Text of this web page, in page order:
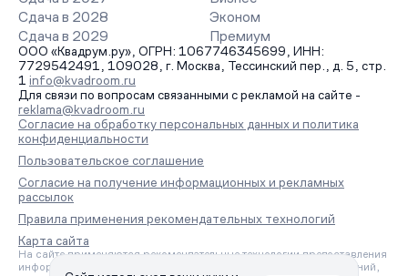
Сдача в 2028
Сдача в 2029
Эконом
Премиум
ООО «Квадрум.ру», ОГРН: 1067746345699, ИНН:
7729542491, 109028, г. Москва, Тессинский пер., д. 5, стр.
1 info@kvadroom.ru
Для связи по вопросам связанными с рекламой на сайте -
reklama@kvadroom.ru
Согласие на обработку персональных данных и политика
конфиденциальности
Пользовательское соглашение
Согласие на получение информационных и рекламных
рассылок
Правила применения рекомендательных технологий
Карта сайта
На сайте применяются рекомендательные технологии предоставления
информации на основе сбора, систематизации и анализа сведений,